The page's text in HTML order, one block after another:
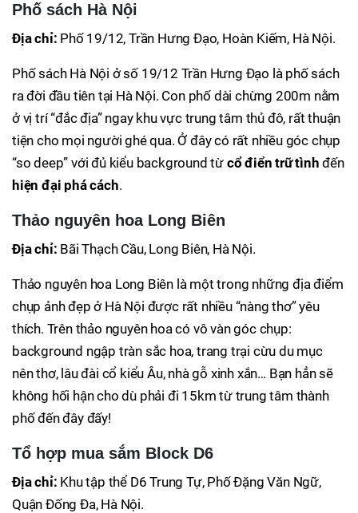
Phố sách Hà Nội
Địa chỉ: Phố 19/12, Trần Hưng Đạo, Hoàn Kiếm, Hà Nội.
Phố sách Hà Nội ở số 19/12 Trần Hưng Đạo là phố sách
ra đời đầu tiên tại Hà Nội. Con phố dài chừng 200m nằm
ở vị trí “đắc địa” ngay khu vực trung tâm thủ đô, rất thuận
tiện cho mọi người ghé qua. Ở đây có rất nhiều góc chụp
“so deep” với đủ kiểu background từ cổ điển trữ tình đến
hiện đại phá cách.
Thảo nguyên hoa Long Biên
Địa chỉ: Bãi Thạch Cầu, Long Biên, Hà Nội.
Thảo nguyên hoa Long Biên là một trong những địa điểm
chụp ảnh đẹp ở Hà Nội được rất nhiều “nàng thơ” yêu
thích. Trên thảo nguyên hoa có vô vàn góc chụp:
background ngập tràn sắc hoa, trang trại cừu du mục
nên thơ, lâu đài cổ kiểu Âu, nhà gỗ xinh xắn… Bạn hẳn sẽ
không hối hận cho dù phải đi 15km từ trung tâm thành
phố đến đây đấy!
Tổ hợp mua sắm Block D6
Địa chỉ: Khu tập thể D6 Trung Tự, Phố Đặng Văn Ngữ,
Quận Đống Đa, Hà Nội.